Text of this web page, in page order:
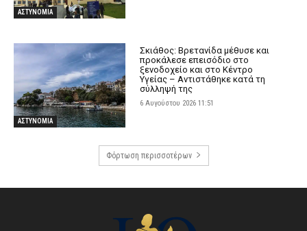
ΑΣΤΥΝΟΜΙΑ
ΑΣΤΥΝΟΜΙΑ
Σκιάθος: Βρετανίδα μέθυσε και
προκάλεσε επεισόδιο στο
ξενοδοχείο και στο Κέντρο
Υγείας – Αντιστάθηκε κατά τη
σύλληψή της
6 Αυγούστου 2026 11:51
Φόρτωση περισσοτέρων